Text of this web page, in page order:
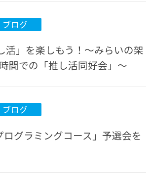
ブログ
活」を楽しもう！～みらいの架
間での「推し活同好会」～
ブログ
グラミングコース」予選会を